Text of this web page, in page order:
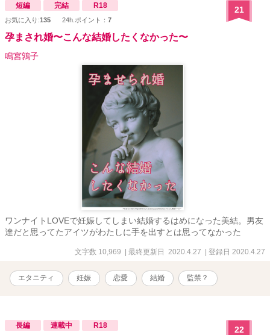
短編 完結 R18
お気に入り:135 24h.ポイント： 7
21
孕まされ婚〜こんな結婚したくなかった〜
鳴宮鶉子
ワンナイトLOVEで妊娠してしまい結婚するはめになった美結。男友
達だと思ってたアイツがわたしに手を出すとは思ってなかった
文字数 10,969 | 最終更新日 2020.4.27 | 登録日 2020.4.27
エタニティ 妊娠 恋愛 結婚 監禁？
長編 連載中 R18 22